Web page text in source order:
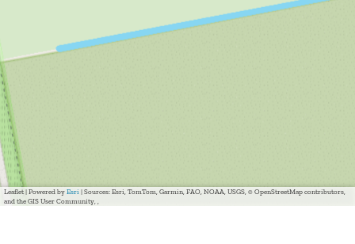
Leaflet | Powered by Esri | Sources: Esri, TomTom, Garmin, FAO, NOAA, USGS, © OpenStreetMap contributors,
and the GIS User Community, ,